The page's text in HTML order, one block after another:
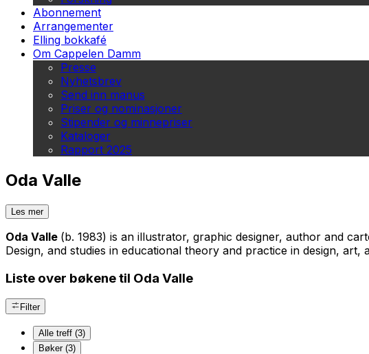
Abonnement
Arrangementer
Elling bokkafé
Om Cappelen Damm
Presse
Nyhetsbrev
Send inn manus
Priser og nominasjoner
Stipender og minnepriser
Kataloger
Rapport 2025
Oda Valle
Les mer
Oda Valle (b. 1983) is an illustrator, graphic designer, author and
Design, and studies in educational theory and practice in design,
Liste over bøkene til Oda Valle
Filter
Alle treff (3)
Bøker (3)